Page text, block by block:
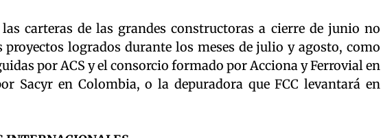
carteras de las grandes constructoras a cierre de junio no
logrados durante los meses de julio y agosto, como
por ACS y el consorcio formado por Acciona y Ferrovial en
Sacyr en Colombia, o la depuradora que FCC levantará en